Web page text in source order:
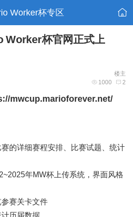
Worker杯专区
Worker杯官网正式上
楼主
1000 2
mwcup.marioforever.net/
赛的详细赛程安排、比赛试题、统计
年MW杯上传系统，界面风格
参赛关卡文件
历届数据